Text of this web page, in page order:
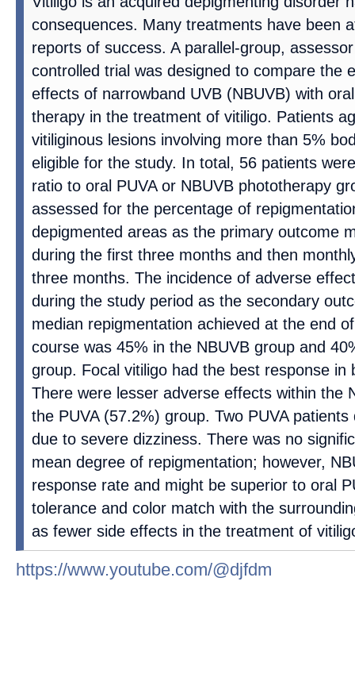
consequences. Many treatments have been
reports of success. A parallel-group,
controlled trial was designed to compare the
effects of narrowband UVB (NBUVB) with
therapy in the treatment of vitiligo. Patients
vitiliginous lesions involving more than 5%
eligible for the study. In total, 56 patients
ratio to oral PUVA or NBUVB phototherapy
assessed for the percentage of
depigmented areas as the primary outcome
during the first three months and then
three months. The incidence of adverse
during the study period as the secondary
median repigmentation achieved at the end
course was 45% in the NBUVB group and
group. Focal vitiligo had the best response in
There were lesser adverse effects within the
the PUVA (57.2%) group. Two PUVA
due to severe dizziness. There was no
mean degree of repigmentation; however,
response rate and might be superior to oral
tolerance and color match with the
as fewer side effects in the treatment of
https://www.youtube.com/@djfdm